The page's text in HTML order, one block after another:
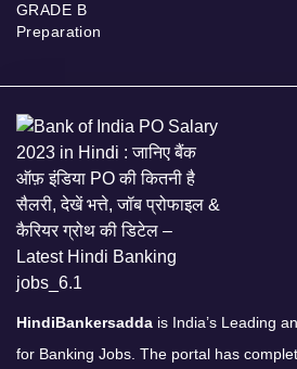
GRADE B
Preparation
HindiBankersadda is India’s Leading
for Banking Jobs. The portal has